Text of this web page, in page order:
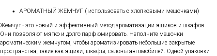
АРОМАТНЫЙ ЖЕМЧУГ ( использовать с хлопковыми мешочками)
Жемчуг - это новый и эффективный метод ароматизации ящиков и шкафов.
Они позволяют мягко и долго парфюмировать. Наполните мешочки
ароматическим жемчугом, чтобы ароматизировать небольшие закрытые
пространства, такие как ящики, шкафы, салоны автомобилей. Одной упаковки